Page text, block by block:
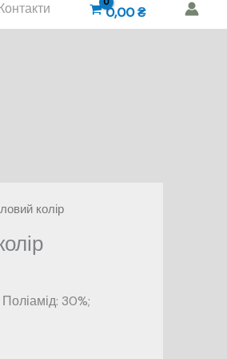
0,00₴
колір
30%;